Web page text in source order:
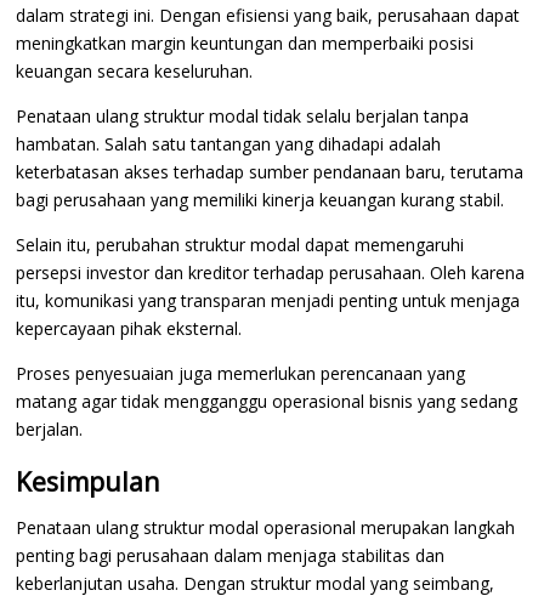
dalam strategi ini. Dengan efisiensi yang baik, perusahaan dapat
meningkatkan margin keuntungan dan memperbaiki posisi
keuangan secara keseluruhan.
Penataan ulang struktur modal tidak selalu berjalan tanpa
hambatan. Salah satu tantangan yang dihadapi adalah
keterbatasan akses terhadap sumber pendanaan baru, terutama
bagi perusahaan yang memiliki kinerja keuangan kurang stabil.
Selain itu, perubahan struktur modal dapat memengaruhi
persepsi investor dan kreditor terhadap perusahaan. Oleh karena
itu, komunikasi yang transparan menjadi penting untuk menjaga
kepercayaan pihak eksternal.
Proses penyesuaian juga memerlukan perencanaan yang
matang agar tidak mengganggu operasional bisnis yang sedang
berjalan.
Kesimpulan
Penataan ulang struktur modal operasional merupakan langkah
penting bagi perusahaan dalam menjaga stabilitas dan
keberlanjutan usaha. Dengan struktur modal yang seimbang,